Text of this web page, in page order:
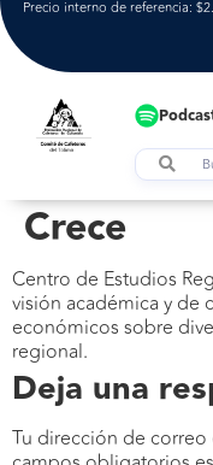
Precio interno de referencia:
Crece
Centro de Estudios
visión académica y de
económicos sobre
regional.
Deja una
Tu dirección de